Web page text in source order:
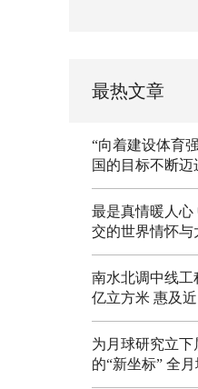
最热文章
“向着建设体育
国的目标不断迈
最是真情暖人心
交的世界情怀与
南水北调中线工
亿立方米 惠及近
为月球研究立下
的“新坐标” 全月